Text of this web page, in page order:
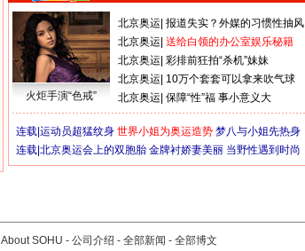
火炬手演“色戒”
北京奥运 报道失实？外媒的习惯性抽风
北京奥运 送给白领的办公室娱乐秘籍
北京奥运 彩排前狂拍“杀机”妹妹
北京奥运 10万个套套可以拿来吹气球
北京奥运 保障“性”福 事小意义大
连载| 运动员超猛纹身 世界小姐为奥运造势 梦八与小姐先热身
连载| 北京奥运会上的双胞胎 金牌衬娇妻美丽 当野性遇到时尚
About SOHU - 公司介绍 - 全部新闻 - 全部博文